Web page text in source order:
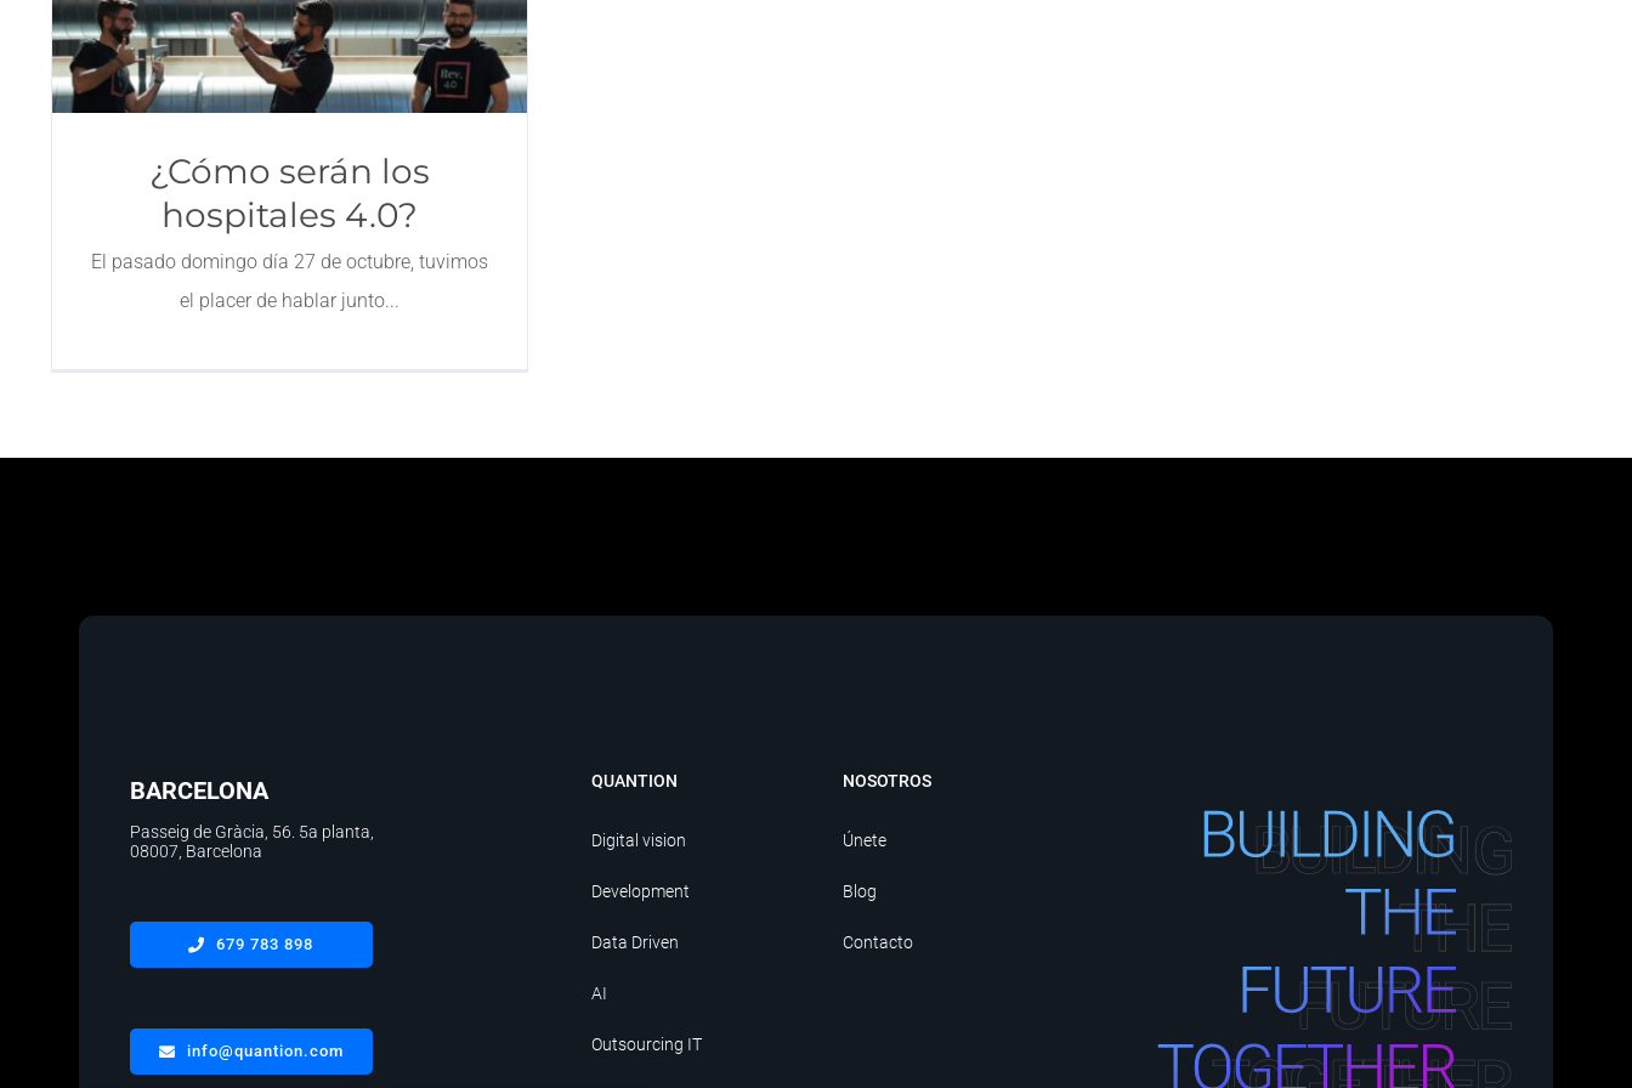
¿Cómo serán los
hospitales 4.0?
El pasado domingo día 27 de octubre, tuvimos
el placer de hablar junto
BARCELONA
Passeig de Gràcia, 56. 5a planta
08007, Barcelona
679 783 898
info@quantion.com
QUANTION
Digital vision
Development
Data Driven
AI
Outsourcing IT
NOSOTROS
Únete
Blog
Contacto